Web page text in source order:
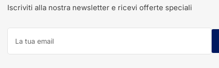
Iscriviti alla nostra newsletter e ricevi offerte speciali
La
tua